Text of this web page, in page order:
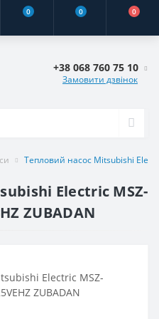
0 0 0
+38 068 760 75 10
Замовити дзвінок
Тепловий насос Mitsubishi
Electric MSZ-
ZUBADAN